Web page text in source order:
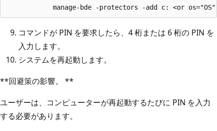
コマンドが PIN を要求したら、4 桁または 6 桁の PIN を
入力します。
システムを再起動します。
**回避策の影響。 **
ユーザーは、コンピューターが再起動するたびに PIN を入力
する必要があります。